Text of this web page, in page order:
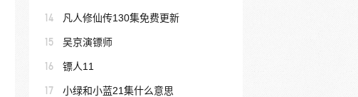
14 凡人修仙传130集免费更新
15 吴京演镖师
16 镖人11
17 小绿和小蓝21集什么意思